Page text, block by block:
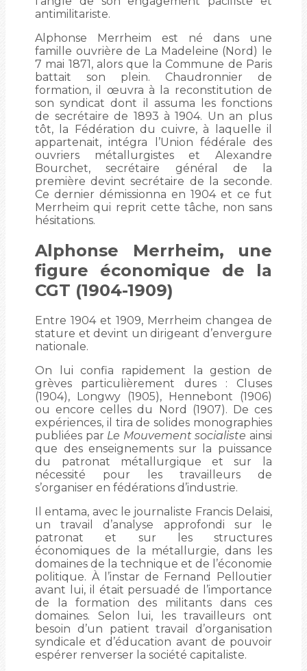
antimilitariste.
Alphonse Merrheim est né dans une
famille ouvrière de La Madeleine (Nord) le
7 mai 1871, alors que la Commune de Paris
battait son plein. Chaudronnier de
formation, il œuvra à la reconstitution de
son syndicat dont il assuma les fonctions
de secrétaire de 1893 à 1904. Un an plus
tôt, la Fédération du cuivre, à laquelle il
appartenait, intégra l’Union fédérale des
ouvriers métallurgistes et Alexandre
Bourchet, secrétaire général de la
première devint secrétaire de la seconde.
Ce dernier démissionna en 1904 et ce fut
Merrheim qui reprit cette tâche, non sans
hésitations.
Alphonse Merrheim, une
figure économique de la
CGT (1904-1909)
Entre 1904 et 1909, Merrheim changea de
stature et devint un dirigeant d’envergure
nationale.
On lui confia rapidement la gestion de
grèves particulièrement dures : Cluses
(1904), Longwy (1905), Hennebont (1906)
ou encore celles du Nord (1907). De ces
expériences, il tira de solides monographies
publiées par Le Mouvement socialiste ainsi
que des enseignements sur la puissance
du patronat métallurgique et sur la
nécessité pour les travailleurs de
s’organiser en fédérations d’industrie.
Il entama, avec le journaliste Francis Delaisi,
un travail d’analyse approfondi sur le
patronat et sur les structures
économiques de la métallurgie, dans les
domaines de la technique et de l’économie
politique. À l’instar de Fernand Pelloutier
avant lui, il était persuadé de l’importance
de la formation des militants dans ces
domaines. Selon lui, les travailleurs ont
besoin d’un patient travail d’organisation
syndicale et d’éducation avant de pouvoir
espérer renverser la société capitaliste.